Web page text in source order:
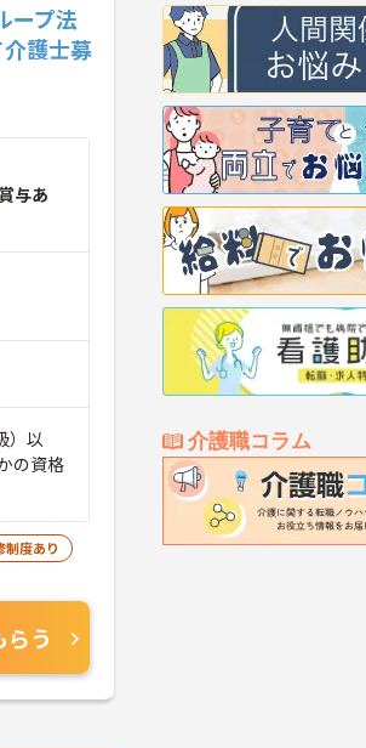
介護職コラム
ープ法
護士募
与あ
）以
の資格
制度あり
らう